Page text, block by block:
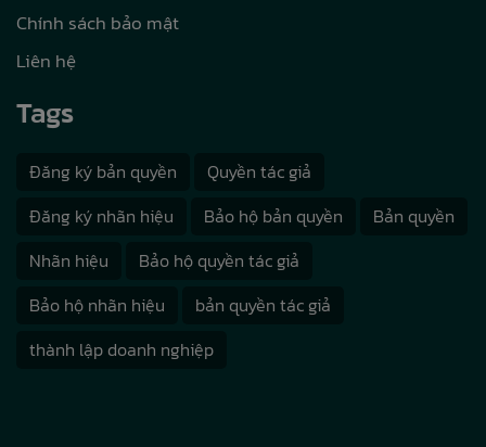
Chính sách bảo mật
Liên hệ
Tags
Đăng ký bản quyền
Quyền tác giả
Đăng ký nhãn hiệu
Bảo hộ bản quyền
Bản quyền
Nhãn hiệu
Bảo hộ quyền tác giả
Bảo hộ nhãn hiệu
bản quyền tác giả
thành lập doanh nghiệp